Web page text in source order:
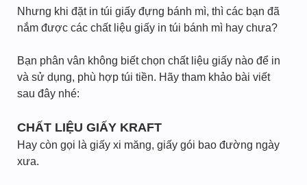
Nhưng khi đặt in túi giấy đựng bánh mì, thì các bạn đã
nắm được các chất liệu giấy in túi bánh mì hay chưa?
Bạn phân vân không biết chọn chất liệu giấy nào để in
và sử dụng, phù hợp túi tiền. Hãy tham khảo bài viết
sau đây nhé:
CHẤT LIỆU GIẤY KRAFT
Hay còn gọi là giấy xi măng, giấy gói bao đường ngày
xưa.